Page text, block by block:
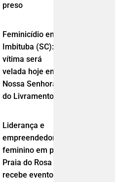
preso
Feminicídio em
Imbituba (SC):
vítima será
velada hoje em
Nossa Senhora
do Livramento (MT)
Liderança e
empreendedorismo
feminino em pauta:
Praia do Rosa
recebe evento do